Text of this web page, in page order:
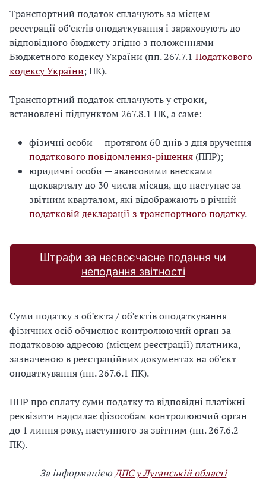
Транспортний податок сплачують за місцем
реєстрації об’єктів оподаткування і зараховують до
відповідного бюджету згідно з положеннями
Бюджетного кодексу України (пп. 267.7.1 Податкового
кодексу України; ПК).
Транспортний податок сплачують у строки,
встановлені підпунктом 267.8.1 ПК, а саме:
фізичні особи — протягом 60 днів з дня вручення
податкового повідомлення-рішення (ППР);
юридичні особи — авансовими внесками
щокварталу до 30 числа місяця, що наступає за
звітним кварталом, які відображають в річній
податковій декларації з транспортного податку.
Штрафи за несвоєчасне подання чи
неподання звітності
Суми податку з об’єкта / об’єктів оподаткування
фізичних осіб обчислює контролюючий орган за
податковою адресою (місцем реєстрації) платника,
зазначеною в реєстраційних документах на об’єкт
оподаткування (пп. 267.6.1 ПК).
ППР про сплату суми податку та відповідні платіжні
реквізити надсилає фізособам контролюючий орган
до 1 липня року, наступного за звітним (пп. 267.6.2
ПК).
За інформацієюДПС у Луганській області